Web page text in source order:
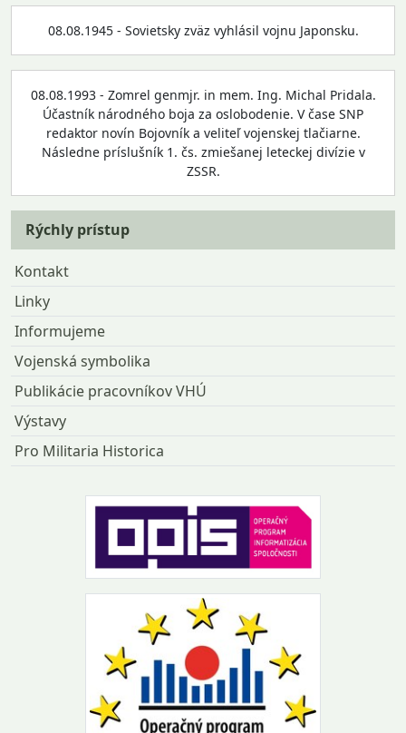
08.08.1945 - Sovietsky zväz vyhlásil vojnu Japonsku.
08.08.1993 - Zomrel genmjr. in mem. Ing. Michal Pridala.
Účastník národného boja za oslobodenie. V čase SNP
redaktor novín Bojovník a veliteľ vojenskej tlačiarne.
Následne príslušník 1. čs. zmiešanej leteckej divízie v
ZSSR.
Rýchly prístup
Kontakt
Linky
Informujeme
Vojenská symbolika
Publikácie pracovníkov VHÚ
Výstavy
Pro Militaria Historica